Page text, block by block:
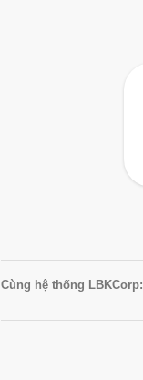
Cùng hệ thống LBKCorp: